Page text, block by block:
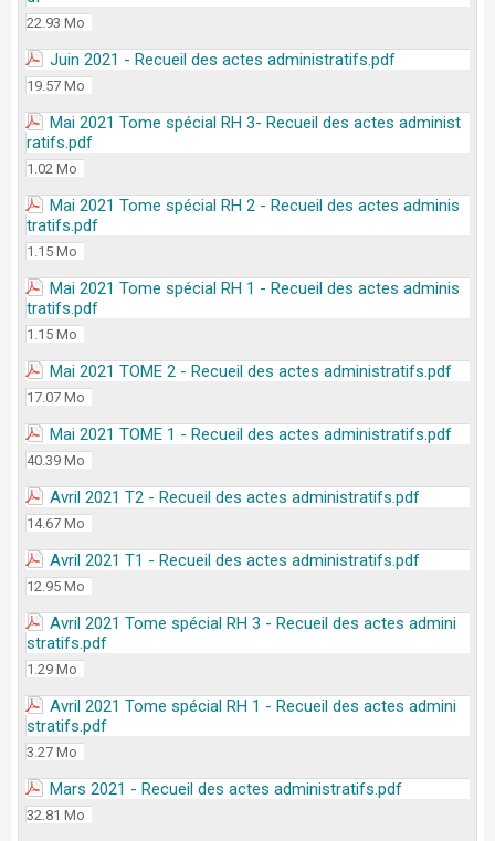
22.93 Mo
Juin 2021 - Recueil des actes administratifs.pdf
19.57 Mo
Mai 2021 Tome spécial RH 3- Recueil des actes administ
ratifs.pdf
1.02 Mo
Mai 2021 Tome spécial RH 2 - Recueil des actes adminis
tratifs.pdf
1.15 Mo
Mai 2021 Tome spécial RH 1 - Recueil des actes adminis
tratifs.pdf
1.15 Mo
Mai 2021 TOME 2 - Recueil des actes administratifs.pdf
17.07 Mo
Mai 2021 TOME 1 - Recueil des actes administratifs.pdf
40.39 Mo
Avril 2021 T2 - Recueil des actes administratifs.pdf
14.67 Mo
Avril 2021 T1 - Recueil des actes administratifs.pdf
12.95 Mo
Avril 2021 Tome spécial RH 3 - Recueil des actes admini
stratifs.pdf
1.29 Mo
Avril 2021 Tome spécial RH 1 - Recueil des actes admini
stratifs.pdf
3.27 Mo
Mars 2021 - Recueil des actes administratifs.pdf
32.81 Mo